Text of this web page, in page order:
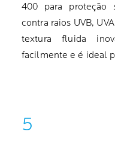
400 para proteção
contra raios UVB,
textura fluida
facilmente e é ideal